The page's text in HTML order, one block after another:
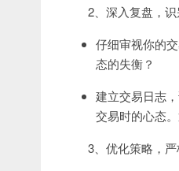
2、深入复盘，
仔细审视你的
态的失衡？
建立交易日志
交易时的心态
3、优化策略，